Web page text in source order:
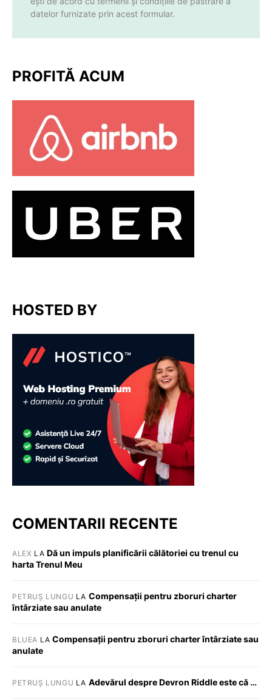
datelor furnizate prin acest formular.
PROFITĂ ACUM
HOSTED BY
COMENTARII RECENTE
ALEX LA Dă un impuls planificării călătoriei cu trenul cu
harta Trenul Meu
PETRUȘ LUNGU LA Compensații pentru zboruri charter
întârziate sau anulate
BLUEA LACompensații pentru zboruri charter întârziate sau
anulate
PETRUȘ LUNGU LA Adevărul despre Devron Riddle este că …